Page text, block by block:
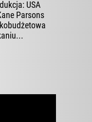
USA
Parsons